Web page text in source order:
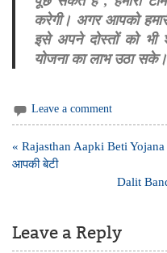
करेगी। अगर आपको
इसे अपने दोस्तों को
योजना का लाभ उठा सके।
Leave a comment
Post
navigation
« Rajasthan Aapki Beti
आपकी बेटी
Dalit
Leave a Reply